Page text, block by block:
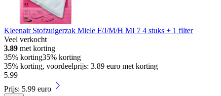
Kleenair Stofzuigerzak Miele F/J/M/H MI 7 4 stuks + 1 filter
Veel verkocht
3.89 met korting
35% korting35% korting
35% korting, voordeelprijs: 3.89 euro met korting
5.99
Prijs: 5.99 euro